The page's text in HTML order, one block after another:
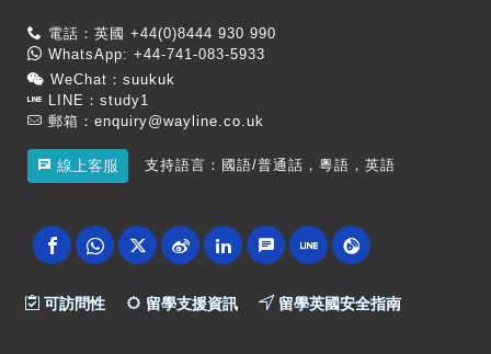
電話：英國 +44(0)8444 930 990
WhatsApp: +44-741-083-5933
WeChat：suukuk
LINE：study1
郵箱： enquiry@wayline.co.uk
線上客服 支持語言：國語/普通話，粵語，英語
可訪問性 留學支援資訊 留學英國安全指南